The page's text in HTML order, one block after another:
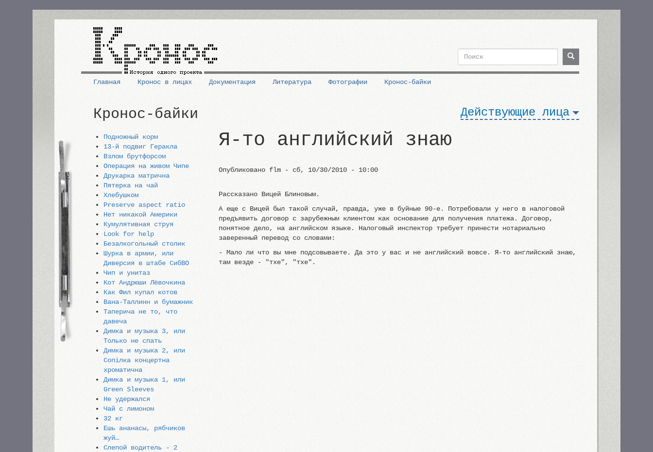
Форма
Поиск Поиск
Основная
навигация
Главная Кронос в лицах Документация Литература Фотографии Кронос-байки
Кронос-байки
Подножный корм
13-й подвиг Геракла
Взлом брутфорсом
Операция на живом Чипе
Друкарка матрична
Пятерка на чай
Хлебушком
Preserve aspect ratio
Нет никакой Америки
Кумулятивная струя
Look for help
Безалкогольный столик
Шурка в армии, или
Диверсия в штабе СибВО
Чип и унитаз
Кот Андрюши Лёвочкина
Как Фил купал котов
Вана-Таллинн и бумажник
Таперича не то, что
давеча
Димка и музыка 3, или
Только не спать
Димка и музыка 2, или
Сопiлка концертна
хроматична
Димка и музыка 1, или
Green Sleeves
Не удержался
Чай с лимоном
32 кг
Ешь ананасы, рябчиков
жуй…
Слепой водитель - 2
Действующие лица
Я-то английский знаю
Опубликовано flm- сб, 10/30/2010 - 10:00
Рассказано Вицей Блиновым.
А еще с Вицей был такой случай, правда, уже в буйные 90-е. Потребовали у него в налоговой
предъявить договор с зарубежным клиентом как основание для получения платежа. Договор,
понятное дело, на английском языке. Налоговый инспектор требует принести нотариально
заверенный перевод со словами:
- Мало ли что вы мне подсовываете. Да это у вас и не английский вовсе. Я-то английский знаю,
там везде - "тхе", "тхе".